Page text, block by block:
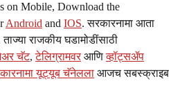
on Mobile, Download the
Android and IOS. सरकारनामा आता
राजकीय घडामोडींसाठी
चॅट,टेलिग्रामवर आणिव्हॉट्सॲप
यूट्यूब चॅनेलला आजच सबस्क्राइब